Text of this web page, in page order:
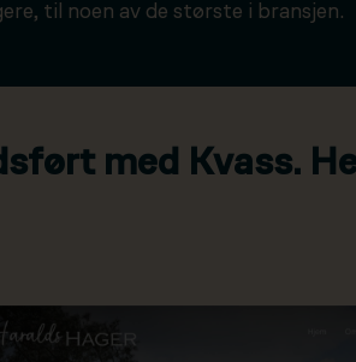
til noen av de største i bransjen.
med Kvass.